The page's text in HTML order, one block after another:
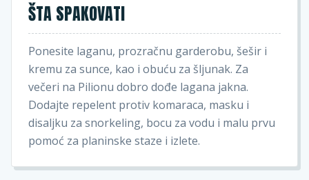
ŠTA SPAKOVATI
Ponesite laganu, prozračnu garderobu, šešir i
kremu za sunce, kao i obuću za šljunak. Za
večeri na Pilionu dobro dođe lagana jakna.
Dodajte repelent protiv komaraca, masku i
disaljku za snorkeling, bocu za vodu i malu prvu
pomoć za planinske staze i izlete.